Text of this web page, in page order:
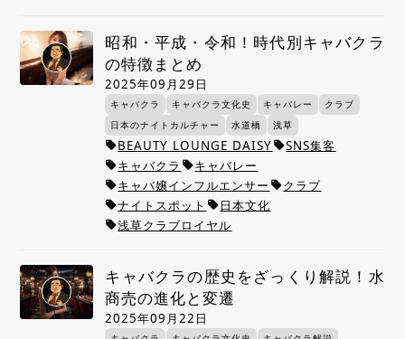
昭和・平成・令和！時代別キャバクラ
の特徴まとめ
2025年09月29日
キャバクラ キャバクラ文化史 キャバレー
クラブ
日本のナイトカルチャー
水道橋 浅草
local_offerBEAUTY LOUNGE DAISY local_offerSNS集客
local_offerキャバクラ local_offerキャバレー
local_offerキャバ嬢インフルエンサー local_offerクラブ
local_offerナイトスポット local_offer 日本文化
local_offer浅草クラブロイヤル
キャバクラの歴史をざっくり解説！水
商売の進化と変遷
2025年09月22日